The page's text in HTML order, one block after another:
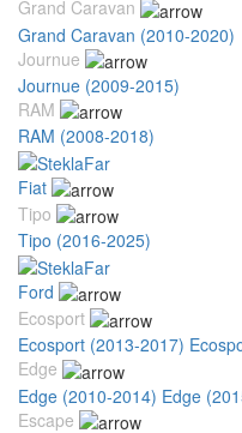
Grand Caravan
Grand Caravan (2010-2020)
Journue
Journue (2009-2015)
RAM
RAM (2008-2018)
Fiat
Tipo
Tipo (2016-2025)
Ford
Ecosport
Ecosport (2013-2017)
Edge
Edge (2010-2014) Edge
Escape